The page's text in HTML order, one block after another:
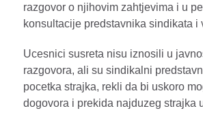
razgovor o njihovim zahtjevima i u
konsultacije predstavnika sindikata i
Ucesnici susreta nisu iznosili u
razgovora, ali su sindikalni
pocetka strajka, rekli da bi uskoro
dogovora i prekida najduzeg strajka